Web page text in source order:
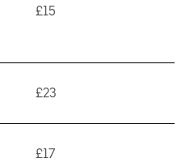
£15
£23
£17